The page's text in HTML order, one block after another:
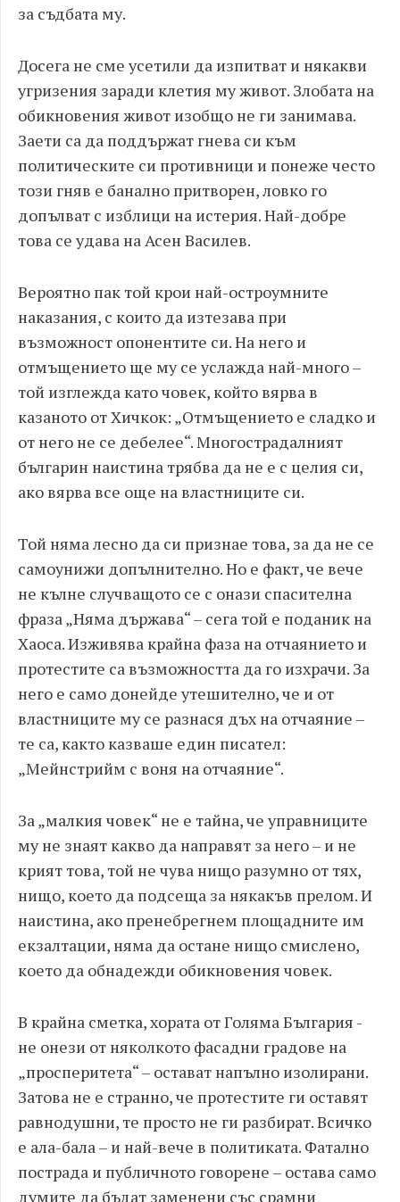
за съдбата му.
Досега не сме усетили да изпитват и някакви
угризения заради клетия му живот. Злобата на
обикновения живот изобщо не ги занимава.
Заети са да поддържат гнева си към
политическите си противници и понеже често
този гняв е банално притворен, ловко го
допълват с изблици на истерия. Най-добре
това се удава на Асен Василев.
Вероятно пак той крои най-остроумните
наказания, с които да изтезава при
възможност опонентите си. На него и
отмъщението ще му се услажда най-много –
той изглежда като човек, който вярва в
казаното от Хичкок: „Отмъщението е сладко и
от него не се дебелее“. Многострадалният
българин наистина трябва да не е с целия си,
ако вярва все още на властниците си.
Той няма лесно да си признае това, за да не се
самоунижи допълнително. Но е факт, че вече
не кълне случващото се с онази спасителна
фраза „Няма държава“ – сега той е поданик на
Хаоса. Изживява крайна фаза на отчаянието и
протестите са възможността да го изхрачи. За
него е само донейде утешително, че и от
властниците му се разнася дъх на отчаяние –
те са, както казваше един писател:
„Мейнстрийм с воня на отчаяние“.
За „малкия човек“ не е тайна, че управниците
му не знаят какво да направят за него – и не
крият това, той не чува нищо разумно от тях,
нищо, което да подсеща за някакъв прелом. И
наистина, ако пренебрегнем площадните им
екзалтации, няма да остане нищо смислено,
което да обнадежди обикновения човек.
В крайна сметка, хората от Голяма България -
не онези от няколкото фасадни градове на
„просперитета“ – остават напълно изолирани.
Затова не е странно, че протестите ги оставят
равнодушни, те просто не ги разбират. Всичко
е ала-бала – и най-вече в политиката. Фатално
пострада и публичното говорене – остава само
думите да бъдат заменени със срамни